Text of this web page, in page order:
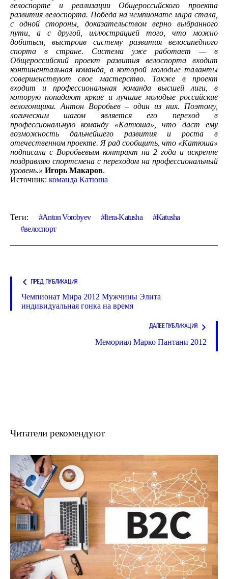
велоспорте и реализации Общероссийского проекта
развития велоспорта. Победа на чемпионате мира стала,
с одной стороны, доказательством верно выбранного
пути, а с другой, иллюстрацией того, что можно
добиться, выстроив систему развития велосипедного
спорта в стране. Система уже работает — в
Общероссийский проект развития велоспорта входит
континентальная команда, в которой молодые таланты
совершенствуют свое мастерство. Также в проект
входит и профессиональная команда высшей лиги, в
которую попадают яркие и лучшие молодые российские
велогонщики. Антон Воробьев – один из них. Поэтому,
логическим шагом является его переход в
профессиональную команду «Катюша», что даст ему
возможность дальнейшего развития и роста в
отечественном проекте. Я рад сообщить, что «Катюша»
подписала с Воробьевым контракт на 2 года и искренне
поздравляю спортсмена с переходом на профессиональный
уровень.» Игорь Макаров.
Источник: команда Катюша
Теги: Anton Vorobyev Itera-Katusha
Katusha
велоспорт
ПРЕД. ПУБЛИКАЦИЯ
Чемпионат Мира 2012 Мужчины Элита
индивидуальная гонка на время
ДАЛЕЕ ПУБЛИКАЦИЯ
Мемориал Марко Пантани 2012
Читатели рекомендуют